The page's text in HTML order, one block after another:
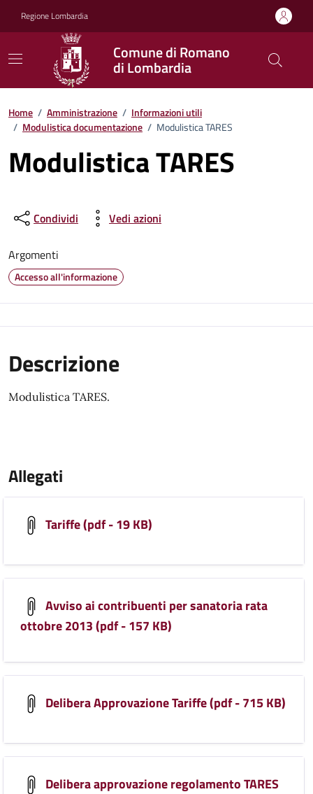
Regione Lombardia
Comune di Romano
di Lombardia
Home / Amministrazione / Informazioni utili
/ Modulistica documentazione / Modulistica TARES
Modulistica TARES
Condividi Vedi azioni
Argomenti
Accesso all'informazione
Descrizione
Modulistica TARES.
Allegati
Tariffe (pdf - 19 KB)
Avviso ai contribuenti per sanatoria rata
ottobre 2013 (pdf - 157 KB)
Delibera Approvazione Tariffe (pdf - 715 KB)
Delibera approvazione regolamento TARES